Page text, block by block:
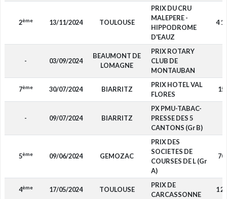
2ème 13/11/2024 TOULOUSE
PRIX DU CRU
MALEPERE -
HIPPODROME
D'EAUZ
4
- 03/09/2024
BEAUMONT DE
LOMAGNE
PRIX ROTARY
CLUB DE
MONTAUBAN
7ème 30/07/2024 BIARRITZ
PRIX HOTEL VAL
FLORES
- 09/07/2024 BIARRITZ
PX PMU-TABAC-
PRESSE DES 5
CANTONS (Gr B)
5ème 09/06/2024 GEMOZAC
PRIX DES
SOCIETES DE
COURSES DE L (Gr
A)
4ème 17/05/2024 TOULOUSE
PRIX DE
CARCASSONNE
1